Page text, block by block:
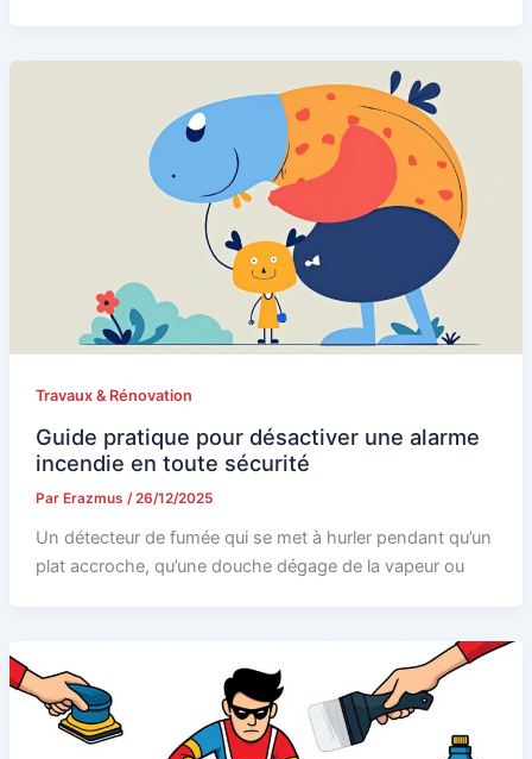
Travaux & Rénovation
Guide pratique pour désactiver une alarme
incendie en toute sécurité
Par Erazmus /26/12/2025
Un détecteur de fumée qui se met à hurler pendant qu’un
plat accroche, qu’une douche dégage de la vapeur ou